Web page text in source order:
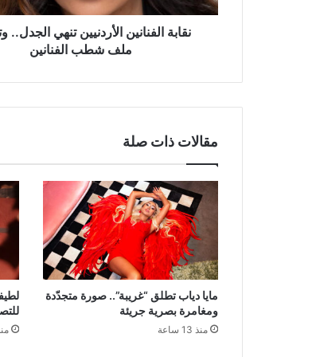
الفنانين
نقابة الفنانين الأردنيين تنهي
ملف شطب الفنانين
مقالات ذات صلة
مايا دياب تطلق “غريبة”.. صورة متجدّدة
ومغامرة بصرية جريئة
منذ 13 ساعة منذ 13